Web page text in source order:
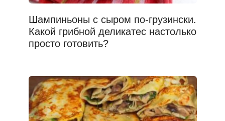
Шампиньоны с сыром по-грузински.
Какой грибной деликатес настолько
просто готовить?